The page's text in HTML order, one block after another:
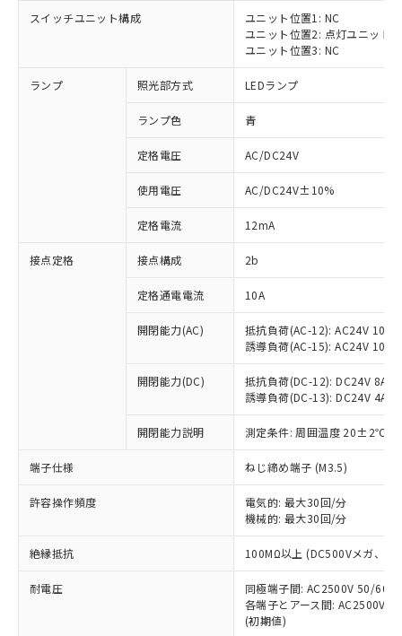
スイッチユニット構成
ユニット位置1: NC
ユニット位置2: 点灯ユニット
ユニット位置3: NC
ランプ 照光部方式 LEDランプ
ランプ色 青
定格電圧 AC/DC24V
使用電圧 AC/DC24V±10%
定格電流 12mA
接点定格 接点構成 2b
定格通電電流 10A
開閉能力(AC)
抵抗負荷(AC-12): AC24V 10A/
誘導負荷(AC-15): AC24V
開閉能力(DC)
抵抗負荷(DC-12): DC24V 8A/
誘導負荷(DC-13): DC24V 4A/
開閉能力説明 測定条件: 周囲温度 20±2℃、
端子仕様 ねじ締め端子 (M3.5)
許容操作頻度
電気的: 最大30回/分
機械的: 最大30回/分
絶縁抵抗 100MΩ以上 (DC500Vメガ、点
耐電圧
同極端子間: AC2500V 50/
各端子とアース間: AC2500V
(初期値)
ご利用条件
以下の条件をお読みいただき、同意のうえ
ご利用ください。
本サービスは、当社制御機器事業取扱
商品の当社在庫状況および標準価格
(税抜)を提供させていただくもので
当社制御機器事業取扱商品の中には、
本サービスの対象外となる商品もある
ことをご了承ください。
在庫状況および標準価格照会結果は、
記載している更新日時点での社内デー
タに基づき作成されるものであり、閲
覧された時点での実際の在庫および標
準価格とは異なる場合があることをご
※1 対応状況
対応済み：EU RoHS指令（10物質）の
非含有に対応した製品が提供可能な商品で
す。
対応予定：EU RoHS指令（10物質）の非含
有に対応した製品に切り替える予定のある
対応予定なし：EU RoHS指令（10物質）の
非含有に非対応の商品で、対応品を出す予
定はありません。
調査・確認中：EU RoHS指令（10物質）の
非含有の対応状況を調査中または確認中の
非該当品：ライセンス料など無形物で、有
害物質有無と関係のない商品です。
仕入先様の事情により、非含有部品として
いたものが、含有品と判明した場合などや
むを得ず変更することがあります。
六価クロム(Cr(Ⅵ)) 1000ppm以下、ポリ臭化ビフェニル
類(PBB) 1000ppm以下、ポリ臭化ジフェニルエーテル類
「○」：最大均質材料含有率が中国RoHSの
基準値以下であることを示します。
「×」：最大均質材料含有率が中国RoHSの
基準値を超えていることを示します。
「－」：未確認です。当社販売部門へお問
*中国RoHS10物質の基準値 (GB/T26572)：
Pb(鉛) :1000ppm、 Hg(水銀) : 1000ppm、 Cd(カドミウ
Cr(Ⅵ)(六価クロム) : 1000ppm、 PBBs(ポリ臭化ビフェ
当社は、これら貴社製品のうち、外国
為替および外国貿易法に定める商品
（以下｢規制貨物等」という）を輸出
または国外への提供する場合は、日本
国政府の輸出許可(または役務取引許
可)を取得するなどの必要な手続きを